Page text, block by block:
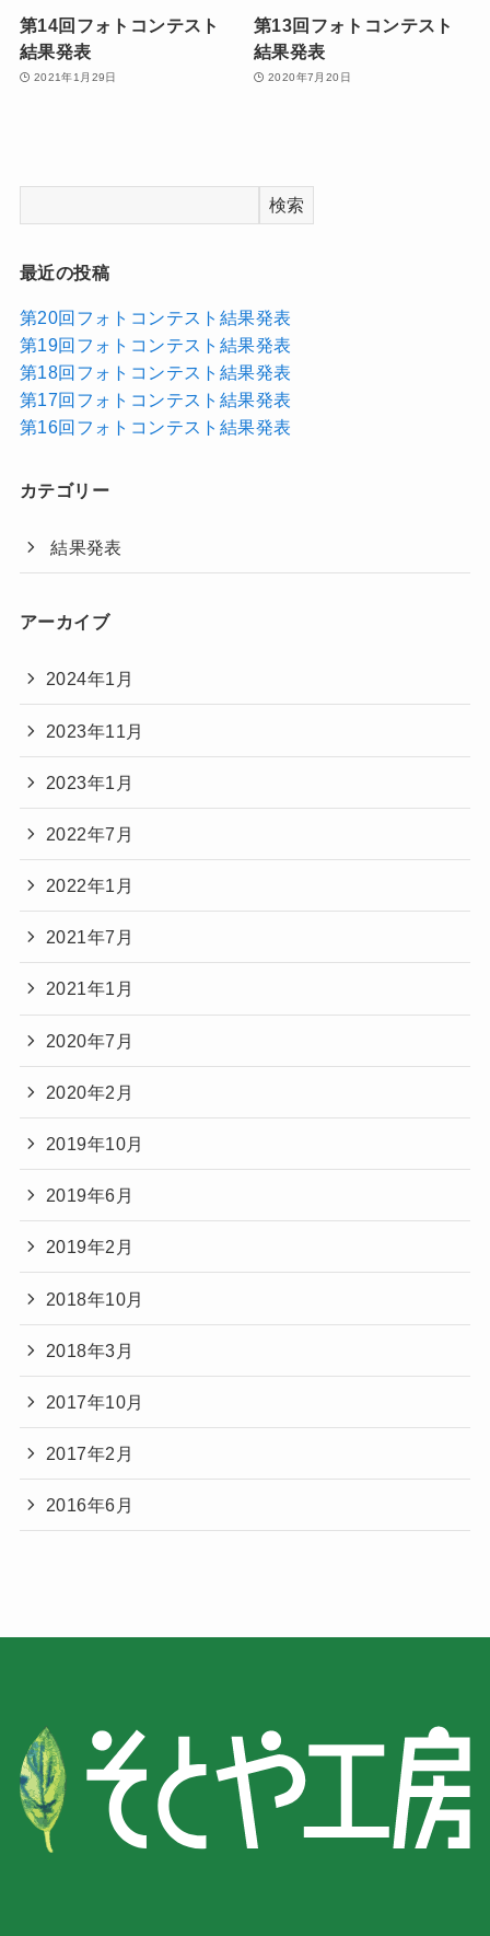
第14回フォトコンテスト
結果発表
2021年1月29日
第13回フォトコンテスト
結果発表
2020年7月20日
検索
最近の投稿
第20回フォトコンテスト結果発表
第19回フォトコンテスト結果発表
第18回フォトコンテスト結果発表
第17回フォトコンテスト結果発表
第16回フォトコンテスト結果発表
カテゴリー
結果発表
アーカイブ
2024年1月
2023年11月
2023年1月
2022年7月
2022年1月
2021年7月
2021年1月
2020年7月
2020年2月
2019年10月
2019年6月
2019年2月
2018年10月
2018年3月
2017年10月
2017年2月
2016年6月